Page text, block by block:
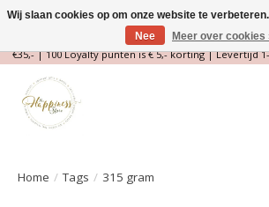
Magische Conceptstore, Edelstenen & Spirituele
€35,- | 100 Loyalty punten is € 5,- korting | Levertijd
Home / Tags / 315 gram
Wij slaan cookies op om onze website te
Nee
Meer over cookies